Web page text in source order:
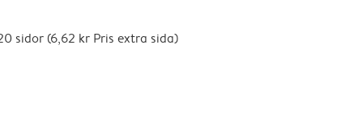
sidor (6,62 kr Pris extra sida)